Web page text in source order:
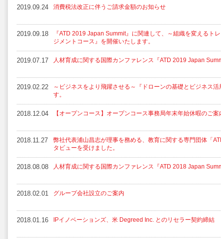
2019.09.24 消費税法改正に伴うご請求金額のお知らせ
2019.09.18
『ATD 2019 Japan Summit』に関連して、～組織を変えるト
ジメントコース』を開催いたします。
2019.07.17 人材育成に関する国際カンファレンス『ATD 2019 Japan
2019.02.22
～ビジネスをより飛躍させる～『ドローンの基礎とビジネス
す。
2018.12.04 【オープンコース】オープンコース事務局年末年始休暇のご案
2018.11.27
弊社代表浦山昌志が理事を務める、教育に関する専門団体「
タビューを受けました。
2018.08.08 人材育成に関する国際カンファレンス『ATD 2018 Japan
2018.02.01 グループ会社設立のご案内
2018.01.16 IPイノベーションズ、米 Degreed Inc. とのリセラー契約締結